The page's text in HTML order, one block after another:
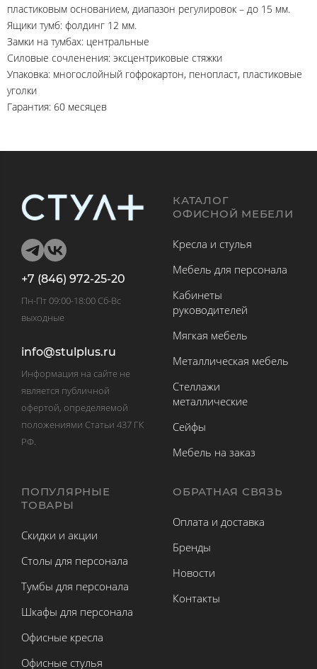
пластиковым основанием, диапазон регулировок – до 15 мм.
Ящики тумб: фолдинг 12 мм.
Замки на тумбах: центральные
Силовые сочленения: эксцентриковые стяжки
Упаковка: многослойный гофрокартон, пенопласт, пластиковые
уголки
Гарантия: 60 месяцев
+7 (846) 972-25-20
Пн-Пт 09:00-18:00 Сб-Вс
выходные
info@stulplus.ru
Информация на сайте не
является публичной
офертой, определяемой
положениями Статьи 437 ГК
РФ.
КАТАЛОГ
ОФИСНОЙ МЕБЕЛИ
Кресла и стулья
Мебель для персонала
Кабинеты
руководителей
Мягкая мебель
Металлическая мебель
Стеллажи
металлические
Сейфы
Мебель на заказ
ПОПУЛЯРНЫЕ
ТОВАРЫ
Скидки и акции
Столы для персонала
Тумбы для персонала
Шкафы для персонала
Офисные кресла
Офисные стулья
ОБРАТНАЯ СВЯЗЬ
Оплата и доставка
Бренды
Новости
Контакты